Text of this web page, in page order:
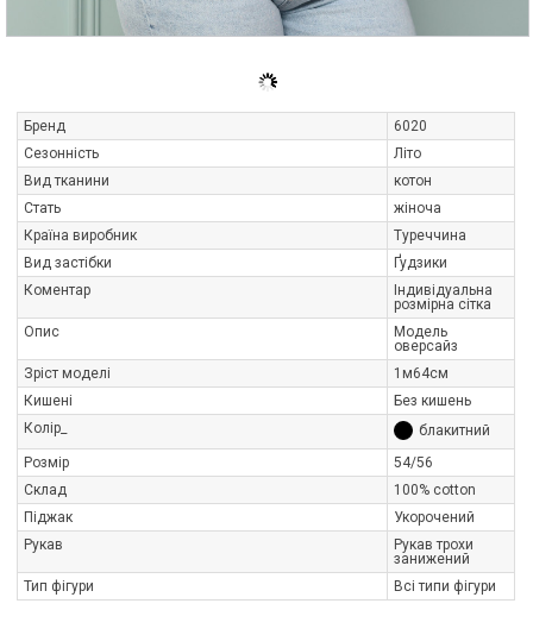
Бренд
6020
Сезонність
Літо
Вид тканини
котон
Стать
жіноча
Країна виробник
Туреччина
Вид застібки
Ґудзики
Коментар
Індивідуальна
розмірна сітка
Опис
Модель
оверсайз
Зріст моделі
1м64см
Кишені
Без кишень
Колір_
блакитний
Розмір
54/56
Склад
100% cotton
Піджак
Укорочений
Рукав
Рукав трохи
занижений
Тип фігури
Всі типи фігури